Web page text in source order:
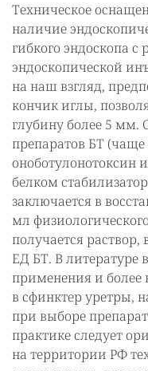
Техническое
наличие
гибкого эндоскопа
эндоскопической
на наш взгляд,
кончик иглы,
глубину более 5 мм.
препаратов БТ
оноботулонотоксин
белком
заключается в
мл
получается раствор,
ЕД БТ. В литературе
применения и более
в сфинктер уретры,
при выборе
практике следует
на территории РФ